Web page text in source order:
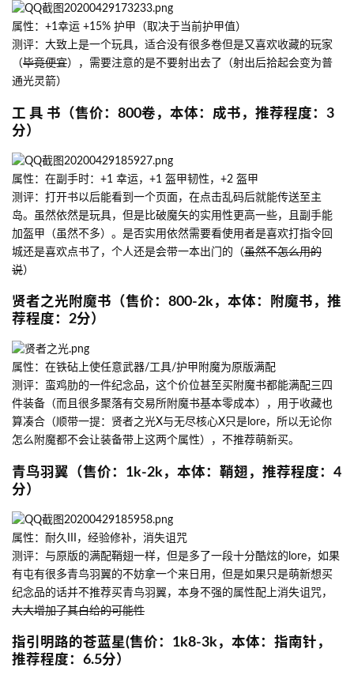
属性：+1幸运 +15% 护甲（取决于当前护甲值）
测评：大致上是一个玩具，适合没有很多卷但是又喜欢收藏的玩家
（毕竟便宜），需要注意的是不要射出去了（射出后拾起会变为普
通光灵箭）
工 具 书（售价：800卷，本体：成书，推荐程度：3
分）
属性：在副手时：+1 幸运，+1 盔甲韧性，+2 盔甲
测评：打开书以后能看到一个页面，在点击乱码后就能传送至主
岛。虽然依然是玩具，但是比破魔矢的实用性更高一些，且副手能
加盔甲（虽然不多）。是否实用依然需要看使用者是喜欢打指令回
城还是喜欢点书了，个人还是会带一本出门的（虽然不怎么用的
说）
贤者之光附魔书（售价：800-2k，本体：附魔书，推
荐程度：2分）
属性：在铁砧上使任意武器/工具/护甲附魔为原版满配
测评：蛮鸡肋的一件纪念品，这个价位甚至买附魔书都能满配三四
件装备（而且很多聚落有交易所附魔书基本零成本），用于收藏也
算凑合（顺带一提：贤者之光X与无尽核心X只是lore，所以无论你
怎么附魔都不会让装备带上这两个属性），不推荐萌新买。
青鸟羽翼（售价：1k-2k，本体：鞘翅，推荐程度：4
分）
属性：耐久III，经验修补，消失诅咒
测评：与原版的满配鞘翅一样，但是多了一段十分酷炫的lore，如果
有屯有很多青鸟羽翼的不妨拿一个来日用，但是如果只是萌新想买
纪念品的话并不推荐买青鸟羽翼，本身不强的属性配上消失诅咒，
大大增加了其白给的可能性
指引明路的苍蓝星(售价：1k8-3k，本体：指南针，
推荐程度：6.5分）